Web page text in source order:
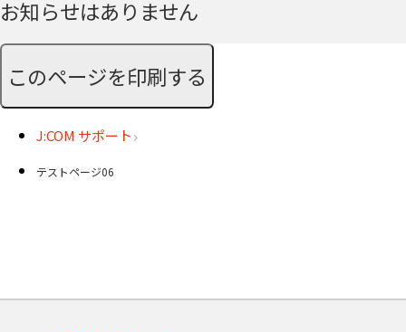
お知らせはありません
このページを印刷する
J:COM サポート
テストページ06